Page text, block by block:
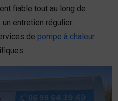
fiable tout au long de
un entretien régulier.
de pompe à chaleur